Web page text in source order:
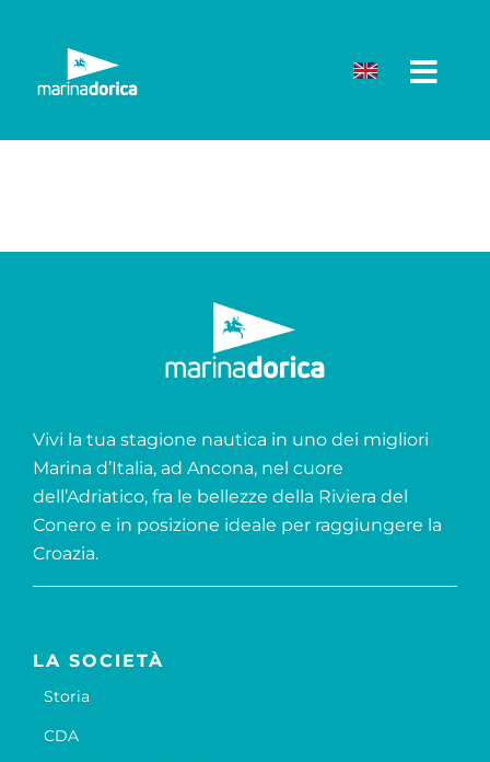
contenuto
Vivi la tua stagione nautica in uno dei migliori
Marina d’Italia, ad Ancona, nel cuore
dell’Adriatico, fra le bellezze della Riviera del
Conero e in posizione ideale per raggiungere la
Croazia.
LA SOCIETÀ
Storia
CDA